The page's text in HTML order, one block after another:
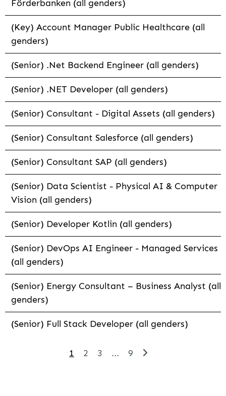
Förderbanken (all genders)
(Key) Account Manager Public Healthcare (all
genders)
(Senior) .Net Backend Engineer (all genders)
(Senior) .NET Developer (all genders)
(Senior) Consultant - Digital Assets (all genders)
(Senior) Consultant Salesforce (all genders)
(Senior) Consultant SAP (all genders)
(Senior) Data Scientist - Physical AI & Computer
Vision (all genders)
(Senior) Developer Kotlin (all genders)
(Senior) DevOps AI Engineer - Managed Services
(all genders)
(Senior) Energy Consultant – Business Analyst (all
genders)
(Senior) Full Stack Developer (all genders)
1 2 3 ... 9